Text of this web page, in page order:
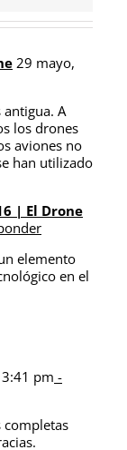
29 mayo,
A
los drones
aviones no
han utilizado
| El Drone
elemento
en el
pm -
completas